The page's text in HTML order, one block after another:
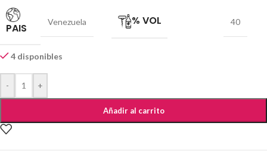
PAIS Venezuela % VOL 40
4 disponibles
- +
Añadir al carrito